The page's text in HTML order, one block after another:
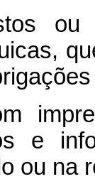
ou
e
ou na